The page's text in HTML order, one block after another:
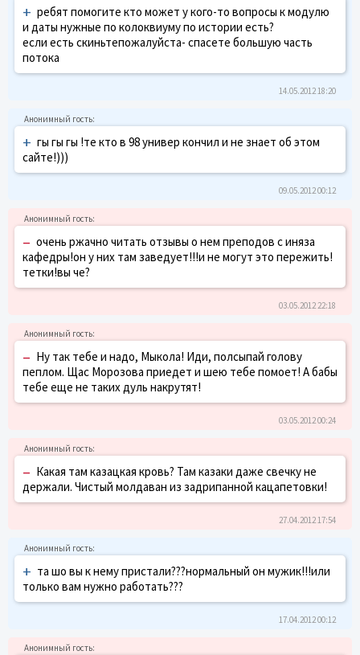
+ ребят помогите кто может у кого-то вопросы к модулю
и даты нужные по колоквиуму по истории есть?
если есть скиньтепожалуйста- спасете большую часть
потока
14.05.2012 18:20
+ гы гы гы !те кто в 98 универ кончил и не знает об этом
сайте!)))
09.05.2012 00:12
– очень ржачно читать отзывы о нем преподов с иняза
кафедры!он у них там заведует!!!и не могут это пережить!
тетки!вы че?
03.05.2012 22:18
– Ну так тебе и надо, Мыкола! Иди, полсыпай голову
пеплом. Щас Морозова приедет и шею тебе помоет! А бабы
тебе еще не таких дуль накрутят!
03.05.2012 00:24
– Какая там казацкая кровь? Там казаки даже свечку не
держали. Чистый молдаван из задрипанной кацапетовки!
27.04.2012 17:54
+ та шо вы к нему пристали???нормальный он мужик!!!или
только вам нужно работать???
17.04.2012 00:12